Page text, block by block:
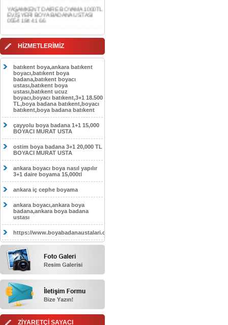
AKDERE DAİRE BOYAMA 1000TL
EV,İŞYERİ BOYA BADANA USTASI
CEBECİ DAİRE BOYAMA 1000TL
0554 184 41 66
HASKÖY DAİRE BOYAMA 1000TL
EV,İŞYERİ BOYA BADANA USTASI
0554 184 41 66
GÖLBAŞI DAİRE BOYAMA 1000TL
EV,İŞYERİ BOYA BADANA USTASI
0554 184 41 66
SOKULLU DAİRE BOYAMA 1000TL
EV,İŞYERİ BOYA BADANA USTASI
0554 184 41 66
HİZMETLERİMİZ
batıkent boya,ankara batıkent
boyacı,batıkent boya
badana,batıkent boyacı
ustası,batıkent boya
ustası,batıkent ucuz
boyacı,boyacı batıkent,3+1 18.500
TL,boya badana batıkent,boyacı
batıkent,boya badana batıkent
çayyolu boya badana 1+1 15,000
BOYACI MURAT USTA
ostim boya badana 3+1 20,000 TL
BOYACI MURAT USTA
ankara boyacı boya nasıl yapılır
3+1 daire boyama 15,000tl
ankara iç cephe boyama
ankara boyacı,ankara boya
badana,ankara boya badana
ustası
https://www.boyabadanaustalari.com/
ZİYARETÇİ SAYACI